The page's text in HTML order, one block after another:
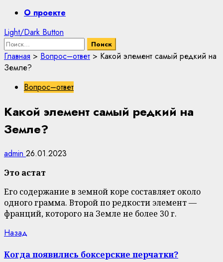
PrimaryО проекте
Light/Dark Button
Найти:
Главная > Вопрос–ответ > Какой элемент самый редкий на
Земле?
Вопрос–ответ
Какой элемент самый редкий на
Земле?
admin 26.01.2023
Это астат
Его содержание в земной коре составляет около
одного грамма. Второй по редкости элемент —
франций, которого на Земле не более 30 г.
Continue
Reading
Назад
Когда появились боксерские перчатки?